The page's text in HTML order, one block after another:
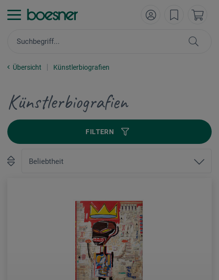
Übersicht Künstlerbiografien
Künstlerbiografien
FILTERN